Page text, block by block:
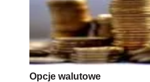
Opcje walutowe